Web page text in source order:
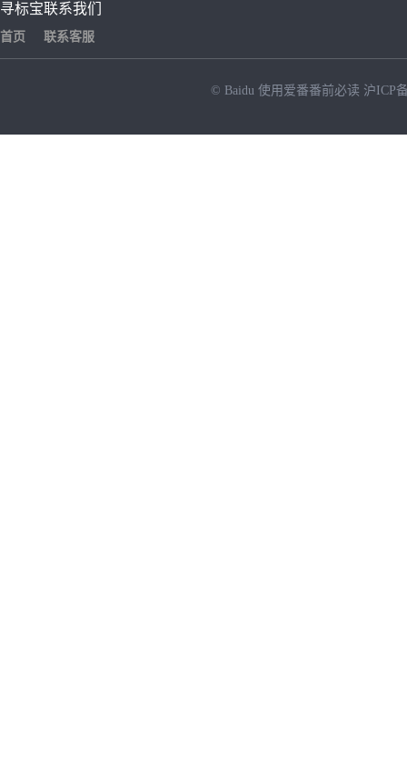
寻标宝
首页
联系我们
联系客服
© Baidu 使用爱番番前必读 沪ICP